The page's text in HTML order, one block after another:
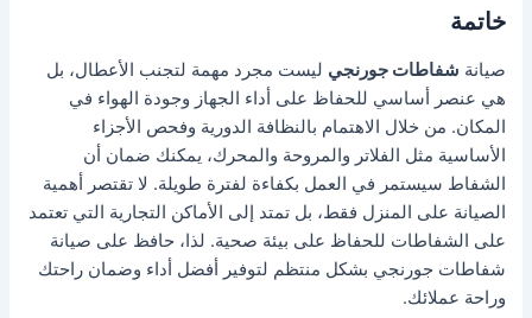
خاتمة
صيانة شفاطات جورنجي ليست مجرد مهمة لتجنب الأعطال، بل
هي عنصر أساسي للحفاظ على أداء الجهاز وجودة الهواء في
المكان. من خلال الاهتمام بالنظافة الدورية وفحص الأجزاء
الأساسية مثل الفلاتر والمروحة والمحرك، يمكنك ضمان أن
الشفاط سيستمر في العمل بكفاءة لفترة طويلة. لا تقتصر أهمية
الصيانة على المنزل فقط، بل تمتد إلى الأماكن التجارية التي تعتمد
على الشفاطات للحفاظ على بيئة صحية. لذا، حافظ على صيانة
شفاطات جورنجي بشكل منتظم لتوفير أفضل أداء وضمان راحتك
وراحة عملائك.